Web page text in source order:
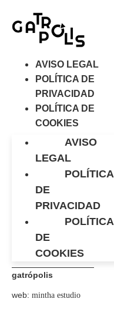
AVISO LEGAL
POLÍTICA DE
PRIVACIDAD
POLÍTICA DE
COOKIES
AVISO
LEGAL
POLÍTICA
DE
PRIVACIDAD
POLÍTICA
DE
COOKIES
gatrópolis
web: mintha estudio